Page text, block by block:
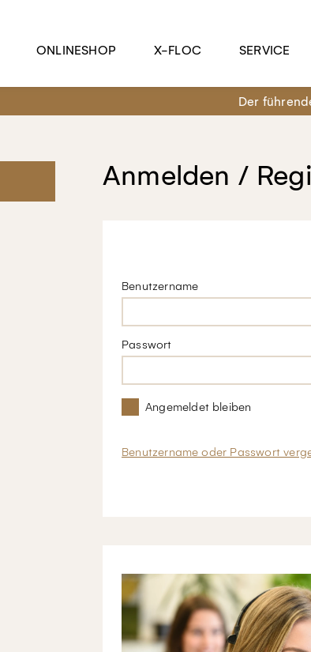
ONLINESHOP X-FLOC SERVICE
Der
Anmelden /
Benutzername
Passwort
Angemeldet bleiben
Benutzername oder Passwort